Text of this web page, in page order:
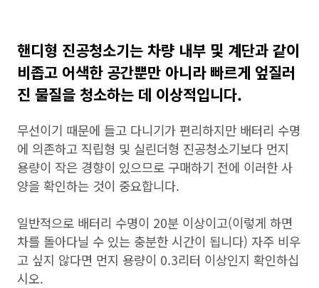
핸디형 진공청소기는 차량 내부 및 계단과 같이
비좁고 어색한 공간뿐만 아니라 빠르게 엎질러
진 물질을 청소하는 데 이상적입니다.
무선이기 때문에 들고 다니기가 편리하지만 배터리 수명
에 의존하고 직립형 및 실린더형 진공청소기보다 먼지
용량이 작은 경향이 있으므로 구매하기 전에 이러한 사
양을 확인하는 것이 중요합니다.
일반적으로 배터리 수명이 20분 이상이고(이렇게 하면
차를 돌아다닐 수 있는 충분한 시간이 됩니다) 자주 비우
고 싶지 않다면 먼지 용량이 0.3리터 이상인지 확인하십
시오.